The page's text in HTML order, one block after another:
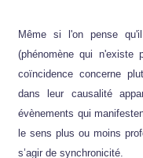
Même si l'on pense
(phénomène qui
coïncidence concerne
dans leur causalité
évènements qui
le sens plus ou moins
s’agir de synchronicité.